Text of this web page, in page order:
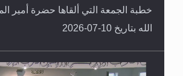
خطبة الجمعة التي ألقاها حضرة أمير
الله بتاريخ 10-07-2026